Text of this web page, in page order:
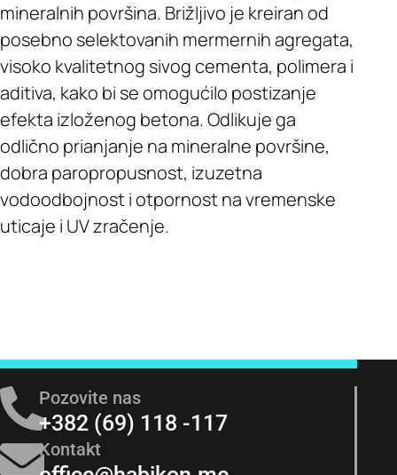
mineralnih površina. Brižljivo je kreiran od
posebno selektovanih mermernih agregata,
visoko kvalitetnog sivog cementa, polimera i
aditiva, kako bi se omogućilo postizanje
efekta izloženog betona. Odlikuje ga
odlično prianjanje na mineralne površine,
dobra paropropusnost, izuzetna
vodoodbojnost i otpornost na vremenske
uticaje i UV zračenje.
Pozovite nas
+382 (69) 118 -117
Kontakt